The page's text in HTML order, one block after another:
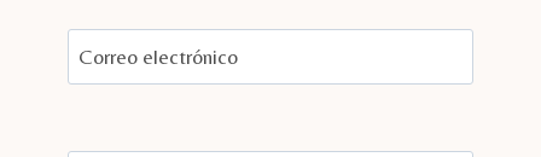
Correo electrónico